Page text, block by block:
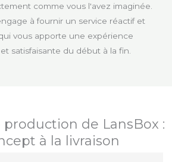
comme vous l'avez imaginée.
à fournir un service réactif et
vous apporte une expérience
satisfaisante du début à la fin.
production de LansBox :
à la livraison